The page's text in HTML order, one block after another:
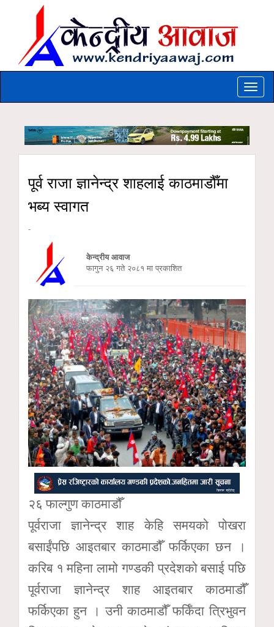
Toggle
पूर्व राजा ज्ञानेन्द्र शाहलाई काठमाडौँमा
भब्य स्वागत
-
केन्द्रीय आवाज
फागुन २६ गते २०८१ मा प्रकाशित
२६ फाल्गुण काठमाडौँ
पूर्वराजा ज्ञानेन्द्र शाह केहि समयको पोखरा
बसाईंपछि आइतबार काठमाडौँ फर्किएका छन ।
करिब १ महिना लामो गण्डकी प्रदेशको बसाई पछि
पूर्वराजा ज्ञानेन्द्र शाह आइतबार काठमाडौँ
फर्किएका हुन । उनी काठमाडौँ फर्किँदा त्रिभुवन